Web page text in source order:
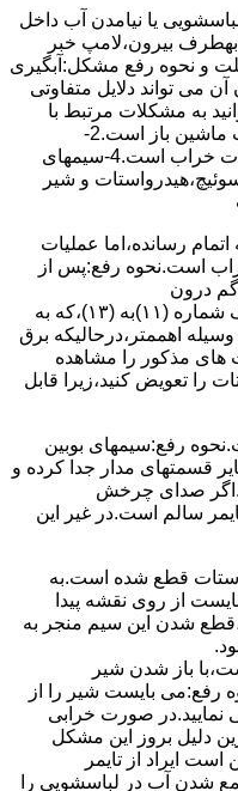
لباسشویی یا نیامدن آب داخل
ﺑﯿﺮون،ﻻﻣﭗ ﺧﺒﺮ
و نحوه رﻓﻊ مشکل:آبگیری
می تواند دلایل متفاوتی
به مشکلات مرتبط با
آبگیری لباسشویی مراجعه کنید.1-درب ﻣﺎﺷﯿﻦ ﺑﺎز اﺳﺖ.2-
ﻣﯿﮑﺮوﺳﻮﺋﯿﭻ ﺧﺮاب اﺳﺖ.3-ﻫﯿﺪرواﺳﺘﺎت ﺧﺮاب اﺳﺖ.4-سیمهای
و ﺷﯿﺮ
اﺗﻤﺎم رﺳﺎﻧﺪه،اﻣﺎ ﻋﻤﻠﯿﺎت
ﺧﺮاب اﺳﺖ.نحوه رﻓﻊ:ﭘﺲ از
درون
ﻫﯿﺪرواﺳﺘﺎت،میبایست ﮐﻨﺘﺎﮐﺖ ﻣﺸﺘﺮک شماره (۱۱)به (۱۳)،ﮐﻪ ﺑﻪ
اهممتر،درحالیکه ﺑﺮق
ﻫﺎی ﻣﺬﮐﻮر را ﻣﺸﺎﻫﺪه
را ﺗﻌﻮﯾﺾ ﮐﻨﯿﺪ،زﯾﺮا قابل
رﻓﻊ:سیمهای ﺑﻮﺑﯿﻦ
قسمتهای ﻣﺪار ﺟﺪا کرده و
ﻣﺘﺼﻞ کنید.اﮔﺮ ﺻﺪای ﭼﺮﺧﺶ
ﺳﺎﻟﻢ اﺳﺖ.در ﻏﯿﺮ اﯾﻦ
ﻗﻄﻊ ﺷﺪه اﺳﺖ.به
از روی ﻧﻘﺸﻪ ﭘﯿﺪا
ﺷﺪن اﯾﻦ ﺳﯿﻢ ﻣﻨﺠﺮ ﺑﻪ
ﺑﺎز ﺷﺪن ﺷﯿﺮ
رﻓﻊ:می بایست ﺷﯿﺮ را از
نمایید.در صورت خرابی
دلیل بروز این مشکل
ایراد از تایمر
شدن آب در لباسشویی را